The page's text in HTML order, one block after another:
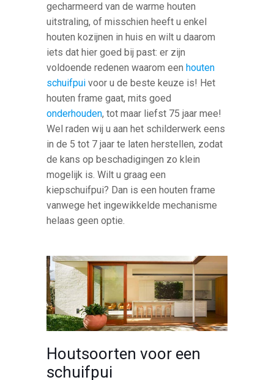
gecharmeerd van de warme houten
uitstraling, of misschien heeft u enkel
houten kozijnen in huis en wilt u daarom
iets dat hier goed bij past: er zijn
voldoende redenen waarom een houten
schuifpui voor u de beste keuze is! Het
houten frame gaat, mits goed
onderhouden, tot maar liefst 75 jaar mee!
Wel raden wij u aan het schilderwerk eens
in de 5 tot 7 jaar te laten herstellen, zodat
de kans op beschadigingen zo klein
mogelijk is. Wilt u graag een
kiepschuifpui? Dan is een houten frame
vanwege het ingewikkelde mechanisme
helaas geen optie.
Houtsoorten voor een
schuifpui